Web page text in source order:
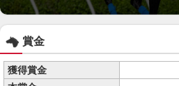
賞金
獲得賞金